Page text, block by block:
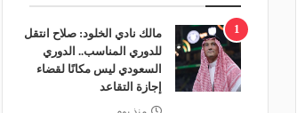
1
مالك نادي الخلود: صلاح انتقل
للدوري المناسب.. الدوري
السعودي ليس مكانًا لقضاء
إجازة التقاعد